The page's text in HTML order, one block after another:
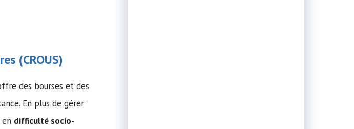
(CROUS)
des bourses et des
En plus de gérer
difficulté socio-